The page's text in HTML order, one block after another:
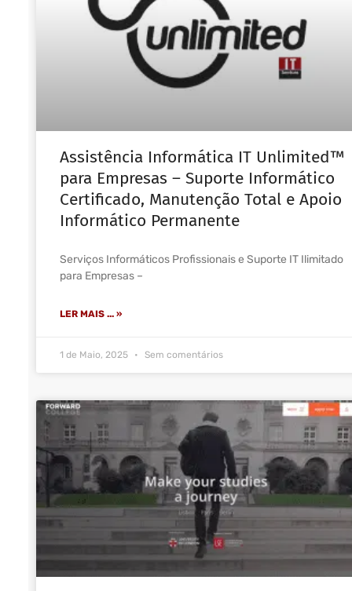
Assistência Informática IT Unlimited™
para Empresas – Suporte Informático
Certificado, Manutenção Total e Apoio
Informático Permanente
Serviços Informáticos Profissionais e Suporte IT Ilimitado
para Empresas –
LER MAIS ... »
1 de Maio, 2025 Sem comentários